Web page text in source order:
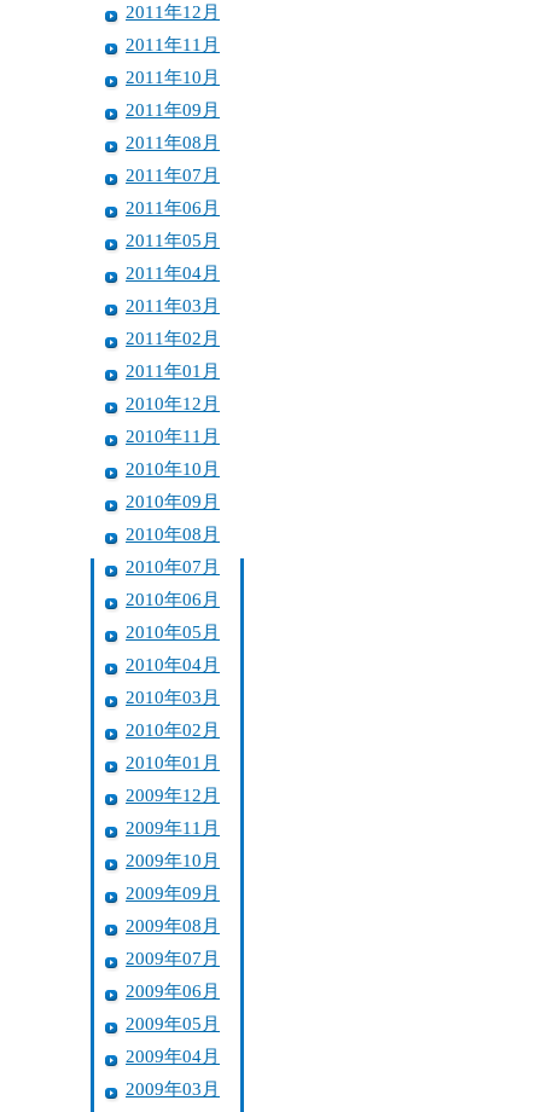
2011年12月
2011年11月
2011年10月
2011年09月
2011年08月
2011年07月
2011年06月
2011年05月
2011年04月
2011年03月
2011年02月
2011年01月
2010年12月
2010年11月
2010年10月
2010年09月
2010年08月
2010年07月
2010年06月
2010年05月
2010年04月
2010年03月
2010年02月
2010年01月
2009年12月
2009年11月
2009年10月
2009年09月
2009年08月
2009年07月
2009年06月
2009年05月
2009年04月
2009年03月